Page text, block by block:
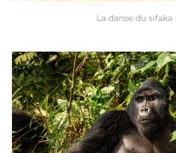
La danse du sifaka